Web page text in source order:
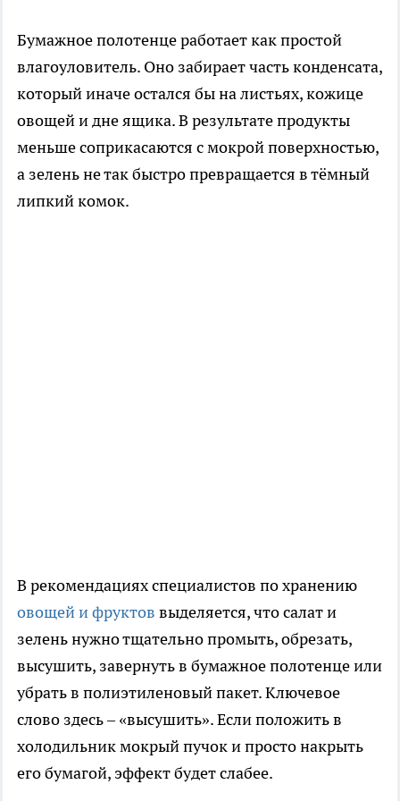
Бумажное полотенце работает как простой
влагоуловитель. Оно забирает часть конденсата,
который иначе остался бы на листьях, кожице
овощей и дне ящика. В результате продукты
меньше соприкасаются с мокрой поверхностью,
а зелень не так быстро превращается в тёмный
липкий комок.
В рекомендациях специалистов по хранению
овощей и фруктов выделяется, что салат и
зелень нужно тщательно промыть, обрезать,
высушить, завернуть в бумажное полотенце или
убрать в полиэтиленовый пакет. Ключевое
слово здесь – «высушить». Если положить в
холодильник мокрый пучок и просто накрыть
его бумагой, эффект будет слабее.